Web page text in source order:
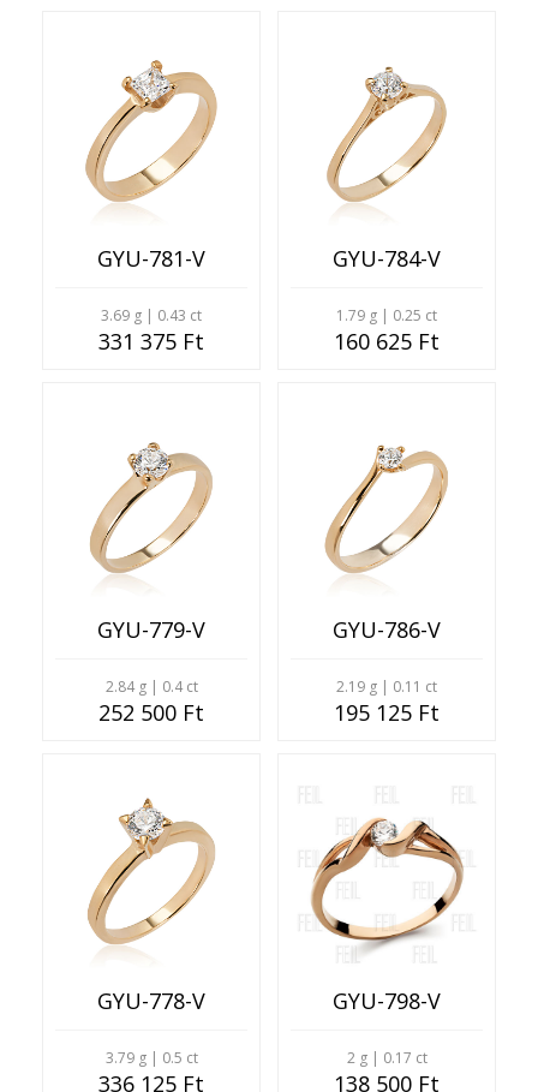
GYU-781-V
3.69 g | 0.43 ct
331 375 Ft
GYU-784-V
1.79 g | 0.25 ct
160 625 Ft
GYU-779-V
2.84 g | 0.4 ct
252 500 Ft
GYU-786-V
2.19 g | 0.11 ct
195 125 Ft
GYU-778-V
3.79 g | 0.5 ct
336 125 Ft
GYU-798-V
2 g | 0.17 ct
138 500 Ft